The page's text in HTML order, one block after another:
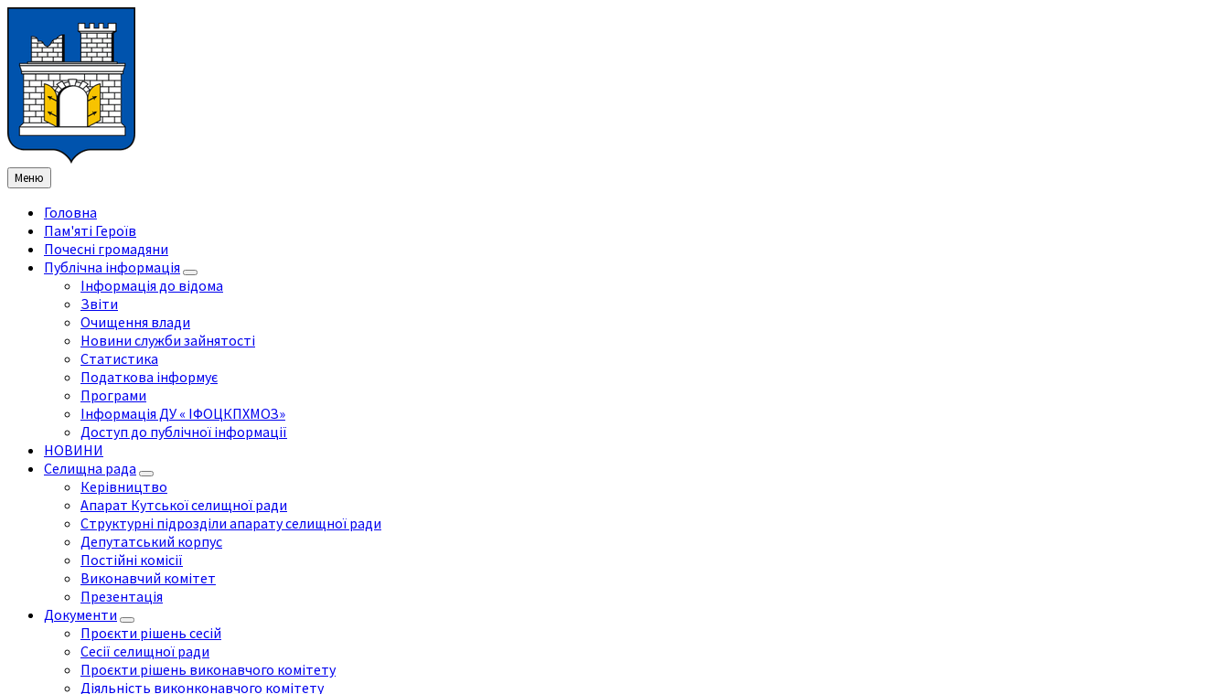
змісту
ліву
бічну
панель
праву
бічну
панель
нижнього
колонтитула
Меню
Головна
Пам'яті Героїв
Почесні громадяни
Публічна інформація
Інформація до відома
Звіти
Очищення влади
Новини служби зайнятості
Статистика
Податкова інформує
Програми
Інформація ДУ « ІФОЦКПХМОЗ»
Доступ до публічної інформації
НОВИНИ
Селищна рада
Керівництво
Апарат Кутської селищної ради
Структурні підрозділи апарату селищної ради
Депутатський корпус
Постійні комісії
Виконавчий комітет
Презентація
Документи
Проєкти рішень сесій
Сесії селищної ради
Проєкти рішень виконавчого комітету
Діяльність виконконавчого комітету